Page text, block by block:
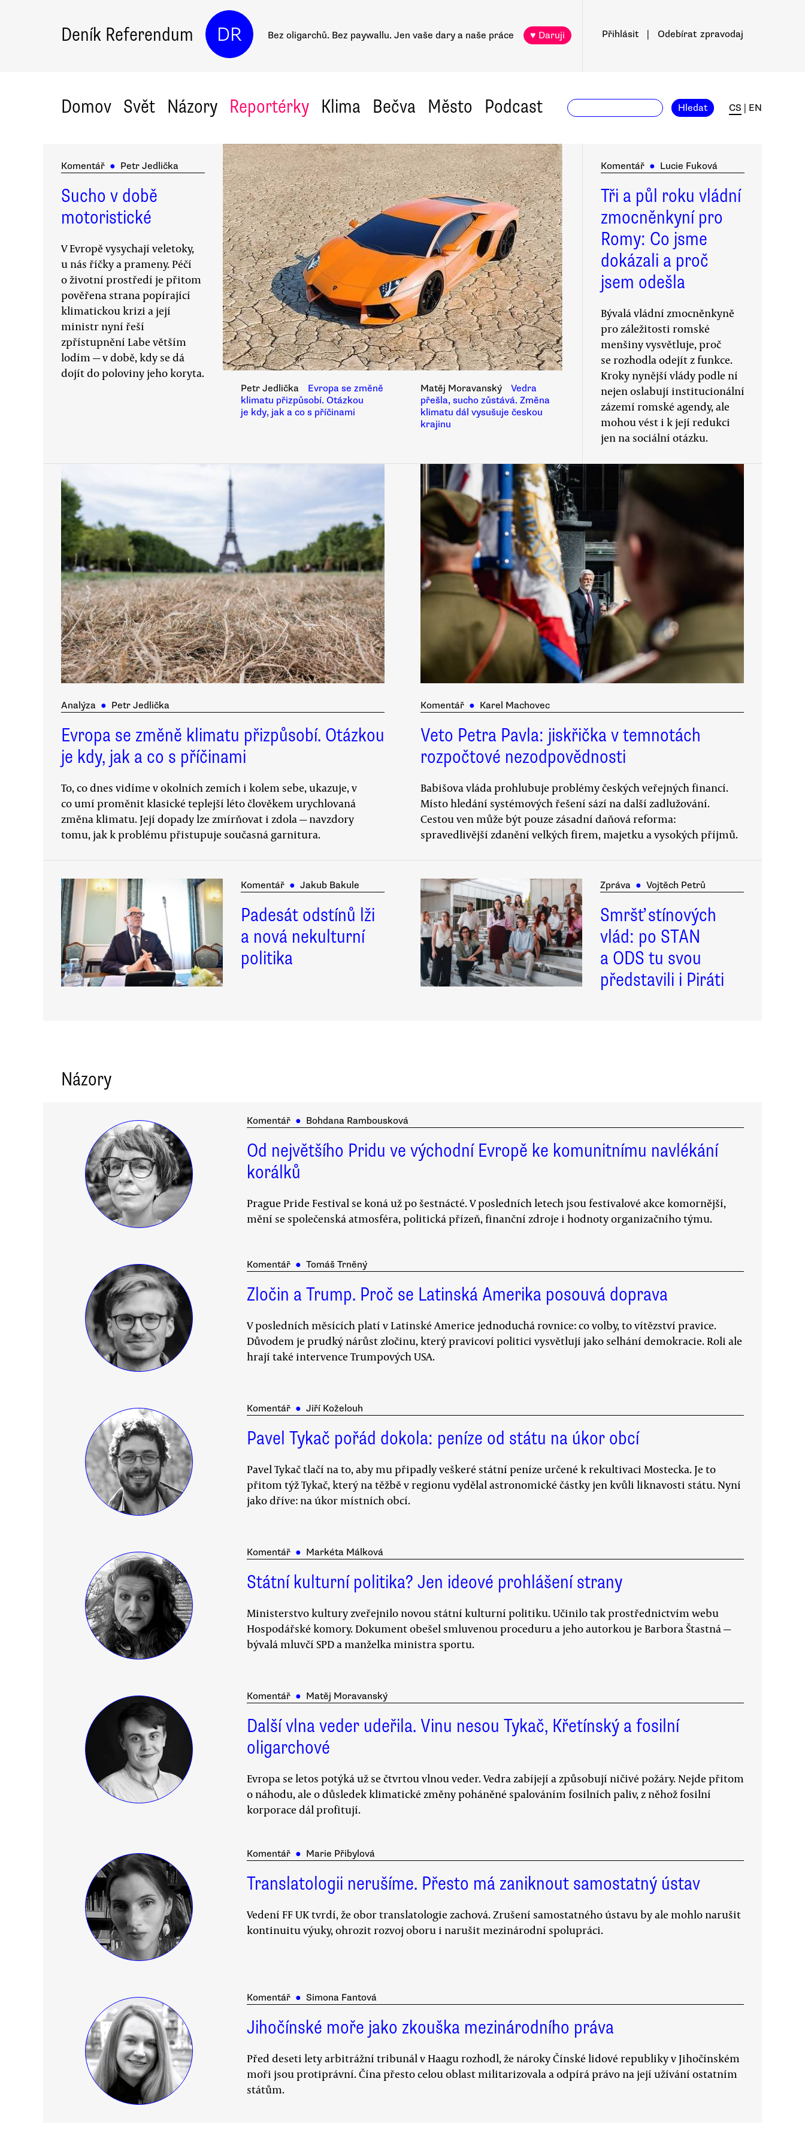
Deník Referendum DR Bez oligarchů. Bez paywallu. Jen vaše dary a naše práce ♥ Daruji Přihlásit Odebírat zpravodaj
Domov Svět Názory Reportérky Klima Bečva Město Podcast Hledat CS EN
Petr Jedlička
Evropa se změně
klimatu přizpůsobí. Otázkou
je kdy, jak a co s příčinami
Matěj Moravanský
Vedra
přešla, sucho zůstává. Změna
klimatu dál vysušuje českou
krajinu
Komentář ● Petr Jedlička
Sucho v době
motoristické
V Evropě vysychají veletoky,
u nás říčky a prameny. Péčí
o životní prostředí je přitom
pověřena strana popírající
klimatickou krizi a její
ministr nyní řeší
zpřístupnění Labe větším
lodím — v době, kdy se dá
dojít do poloviny jeho koryta.
Komentář ● Lucie Fuková
Tři a půl roku vládní
zmocněnkyní pro
Romy: Co jsme
dokázali a proč
jsem odešla
Bývalá vládní zmocněnkyně
pro záležitosti romské
menšiny vysvětluje, proč
se rozhodla odejít z funkce.
Kroky nynější vlády podle ní
nejen oslabují institucionální
zázemí romské agendy, ale
mohou vést i k její redukci
jen na sociální otázku.
Analýza ● Petr Jedlička
Evropa se změně klimatu přizpůsobí. Otázkou
je kdy, jak a co s příčinami
To, co dnes vidíme v okolních zemích i kolem sebe, ukazuje, v
co umí proměnit klasické teplejší léto člověkem urychlovaná
změna klimatu. Její dopady lze zmírňovat i zdola — navzdory
tomu, jak k problému přistupuje současná garnitura.
Komentář ● Karel Machovec
Veto Petra Pavla: jiskřička v temnotách
rozpočtové nezodpovědnosti
Babišova vláda prohlubuje problémy českých veřejných financí.
Místo hledání systémových řešení sází na další zadlužování.
Cestou ven může být pouze zásadní daňová reforma:
spravedlivější zdanění velkých firem, majetku a vysokých příjmů.
Komentář ● Jakub Bakule
Padesát odstínů lži
a nová nekulturní
politika
Zpráva ● Vojtěch Petrů
Smršť stínových
vlád: po STAN
a ODS tu svou
představili i Piráti
Názory
Komentář ● Bohdana Rambousková
Od největšího Pridu ve východní Evropě ke komunitnímu navlékání
korálků
Prague Pride Festival se koná už po šestnácté. V posledních letech jsou festivalové akce komornější,
mění se společenská atmosféra, politická přízeň, finanční zdroje i hodnoty organizačního týmu.
Komentář ● Tomáš Trněný
Zločin a Trump. Proč se Latinská Amerika posouvá doprava
V posledních měsících platí v Latinské Americe jednoduchá rovnice: co volby, to vítězství pravice.
Důvodem je prudký nárůst zločinu, který pravicoví politici vysvětlují jako selhání demokracie. Roli ale
hrají také intervence Trumpových USA.
Komentář ● Jiří Koželouh
Pavel Tykač pořád dokola: peníze od státu na úkor obcí
Pavel Tykač tlačí na to, aby mu připadly veškeré státní peníze určené k rekultivaci Mostecka. Je to
přitom týž Tykač, který na těžbě v regionu vydělal astronomické částky jen kvůli liknavosti státu. Nyní
jako dříve: na úkor místních obcí.
Komentář ● Markéta Málková
Státní kulturní politika? Jen ideové prohlášení strany
Ministerstvo kultury zveřejnilo novou státní kulturní politiku. Učinilo tak prostřednictvím webu
Hospodářské komory. Dokument obešel smluvenou proceduru a jeho autorkou je Barbora Štastná —
bývalá mluvčí SPD a manželka ministra sportu.
Komentář ● Matěj Moravanský
Další vlna veder udeřila. Vinu nesou Tykač, Křetínský a fosilní
oligarchové
Evropa se letos potýká už se čtvrtou vlnou veder. Vedra zabíjejí a způsobují ničivé požáry. Nejde přitom
o náhodu, ale o důsledek klimatické změny poháněné spalováním fosilních paliv, z něhož fosilní
korporace dál profitují.
Komentář ● Marie Přibylová
Translatologii nerušíme. Přesto má zaniknout samostatný ústav
Vedení FF UK tvrdí, že obor translatologie zachová. Zrušení samostatného ústavu by ale mohlo narušit
kontinuitu výuky, ohrozit rozvoj oboru i narušit mezinárodní spolupráci.
Komentář ● Simona Fantová
Jihočínské moře jako zkouška mezinárodního práva
Před deseti lety arbitrážní tribunál v Haagu rozhodl, že nároky Čínské lidové republiky v Jihočínském
moři jsou protiprávní. Čína přesto celou oblast militarizovala a odpírá právo na její užívání ostatním
státům.